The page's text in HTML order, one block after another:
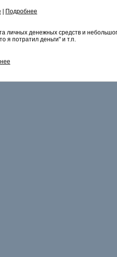
Подробнее
денежных средств и
я потратил деньги" и т.п.